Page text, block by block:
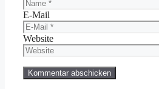
E-Mail
Website